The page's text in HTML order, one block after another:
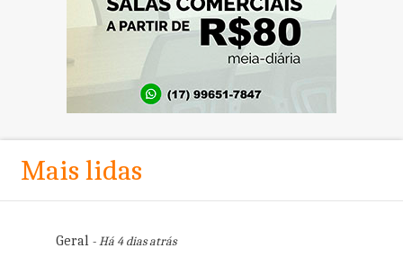
Mais lidas
Geral- Há 4 dias atrás